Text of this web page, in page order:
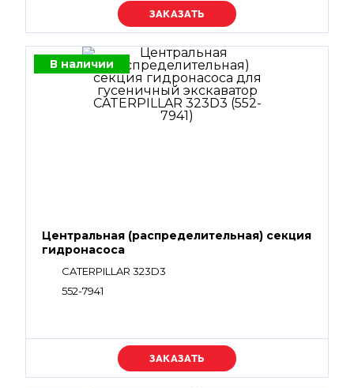
Уточняйте цену
В наличии
Центральная (распределительная) секция
гидронасоса
CATERPILLAR 323D3
552-7941
Уточняйте цену